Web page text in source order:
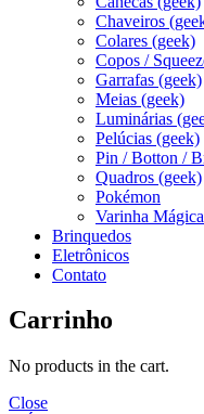
Chaveiros
Colares (geek)
Copos /
Garrafas (geek)
Meias (geek)
Luminárias
Pelúcias (geek)
Pin / Botton /
Quadros (geek)
Pokémon
Varinha
Brinquedos
Eletrônicos
Contato
Carrinho
No products in the cart.
Close